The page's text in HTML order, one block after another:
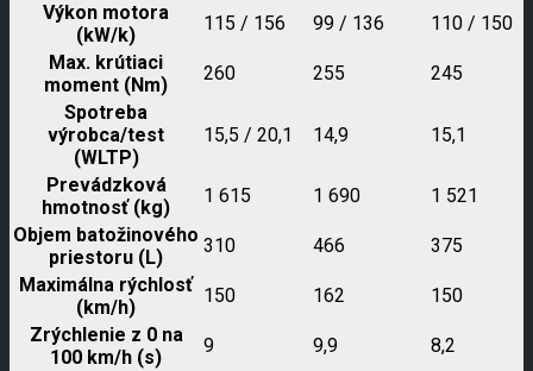
Výkon motora
(kW/k)
115 / 156 99 / 136
110 / 150
Max. krútiaci
moment (Nm)
260 255
245
Spotreba
výrobca/test
(WLTP)
15,5 / 20,1 14,9 15,1
Prevádzková
hmotnosť (kg)
1 615 1 690
1 521
Objem batožinového
priestoru (L)
310 466
375
Maximálna rýchlosť
(km/h)
150 162
150
Zrýchlenie z 0 na
100 km/h (s)
9 9,9
8,2